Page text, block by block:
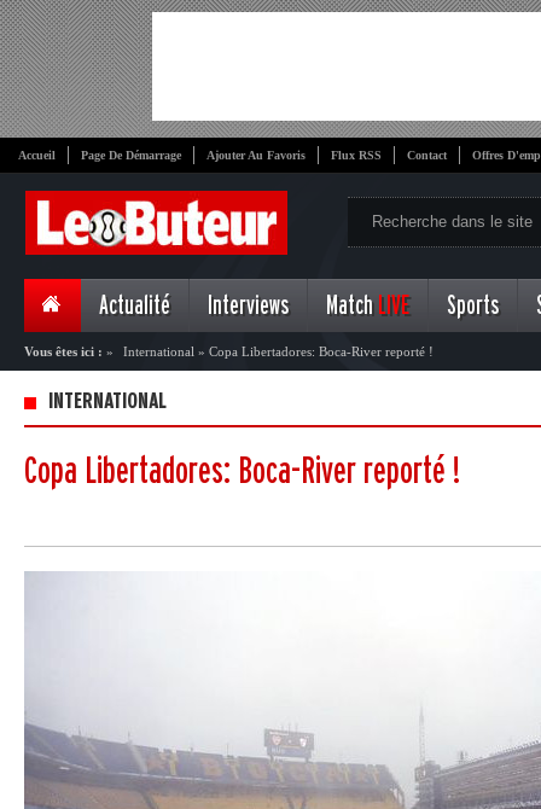
Accueil Page De Démarrage Ajouter Au Favoris Flux RSS Contact Offres
Actualité Interviews Match LIVE Sports
Vous êtes ici : » International » Copa Libertadores: Boca-River reporté !
INTERNATIONAL
Copa Libertadores: Boca-River reporté !